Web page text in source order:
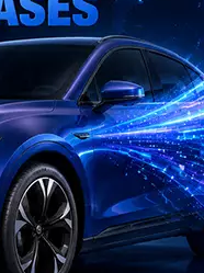
格な管理を通じて、あ
、信頼性、安全性、効